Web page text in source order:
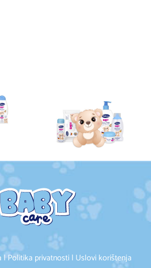
| Politika privatnosti | Uslovi korištenja